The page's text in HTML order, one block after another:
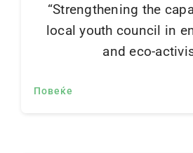
“Strengthening the
local youth council in
and eco-
Повеќе